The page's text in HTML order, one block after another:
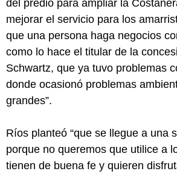
del predio para ampliar la
mejorar el servicio para los
que una persona haga negocios
como lo hace el titular de la
Schwartz, que ya tuvo problemas
donde ocasionó problemas
grandes”.
Ríos planteó “que se llegue a una
porque no queremos que utilice a
tienen de buena fe y quieren